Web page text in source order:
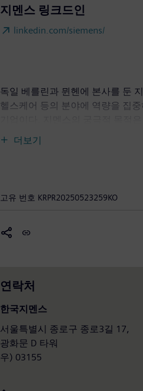
지멘스 링크드인
linkedin.com/siemens/
독일 베를린과 뮌헨에 본사를 둔
헬스케어 등의 분야에 역량을 집
시키는 기술을 만드는 것이다. 현
로써 지멘스는 고객이 디지털 전
이 생성형 AI를 비롯한 첨단 기술
기업이자 상장 계열사인 지멘스
을 바탕으로 국내 기업과의 상생을
극적인 투자, 개발 활동에 앞장서
사회공헌 활동을 펼치는 한편, 한
국내 여러 대학들과 산학협력 관계
www.siemens.co.kr
더보기
고유 번호 KRPR20250523259KO
연락처
한국지멘스
서울특별시 종로구 종로3길 17,
광화문 D 타워
우) 03155